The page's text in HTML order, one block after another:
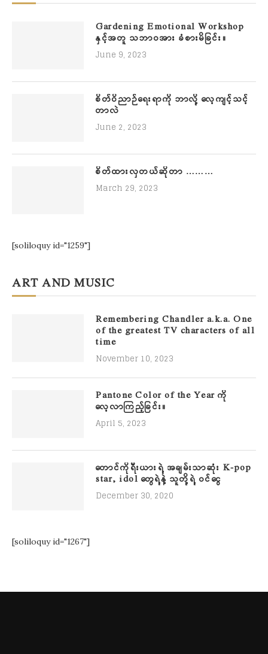
Gardening Emotional Workshop
နှင့်အတူ သဘာဝအား ခံစားမိခြင်း။
June 9, 2023
စိတ်ဝိညာဉ်ရေးရာကို ဘာလို့ လေ့ကျင့်သင့်
တာလဲ
June 2, 2023
စိတ်ထားလှတယ်ဆိုတာ ………
March 29, 2023
[soliloquy id="1259"]
ART AND MUSIC
Remembering Chandler a.k.a. One
of the greatest TV characters of all
time
November 10, 2023
Pantone Color of the Year ကို
လေ့လာကြည့်ခြင်း။
April 5, 2023
တောင်ကိုရီးယားရဲ့ အချမ်းသာဆုံး K-pop
star, idol တွေရဲ့နဲ့ သူတို့ရဲ့ ဝင်ငွေ
December 30, 2020
[soliloquy id="1267"]